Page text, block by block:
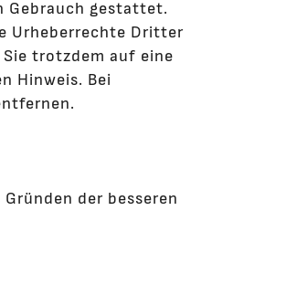
Gebrauch gestattet.
Urheberrechte Dritter
trotzdem auf eine
Hinweis. Bei
der besseren